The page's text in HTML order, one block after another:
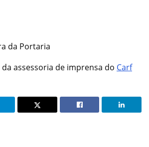
da Portaria
assessoria de imprensa do Carf